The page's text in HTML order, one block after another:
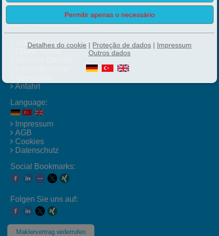
Handelsregisternr.: Alanya Nr.8547
USt-IdNr.: V.D 2110674544
Startseite
Objekt Suche
Anfahrt
Language:
Impressum
AGB
Cookies
Datenschutz
Social Bookmarks:
Folgen Sie uns auf:
Maklervertrag widerrufen
Detalhes do cookie | Proteção de dados | Impressum
Outros dados